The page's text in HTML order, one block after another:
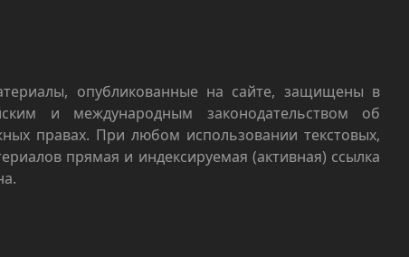
опубликованные на сайте, защищены в
и международным законодательством об
правах. При любом использовании текстовых,
прямая и индексируемая (активная) ссылка